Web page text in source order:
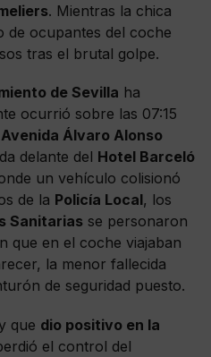
. Mientras la chica
de ocupantes del coche
tras el brutal golpe.
de Sevilla ha
ocurrió sobre las 07:15
Avenida Álvaro Alonso
delante del Hotel Barceló
un vehículo colisionó
de la Policía Local, los
Sanitarias se personaron
que en el coche viajaban
la menor fallecida
de seguridad puesto.
que dio positivo en la
el control del